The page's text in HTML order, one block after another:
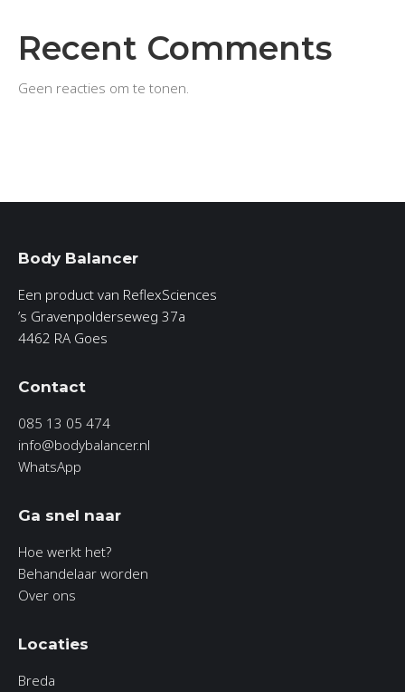
Recent Comments
Geen reacties om te tonen.
Body Balancer
Een product van ReflexSciences
’s Gravenpolderseweg 37a
4462 RA Goes
Contact
085 13 05 474
info@bodybalancer.nl
WhatsApp
Ga snel naar
Hoe werkt het?
Behandelaar worden
Over ons
Locaties
Breda